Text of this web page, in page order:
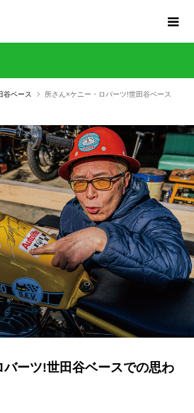
谷ベース
所さん×ケニー・ロバーツ!世田谷ベース
バーツ!世田谷ベースでの思わ